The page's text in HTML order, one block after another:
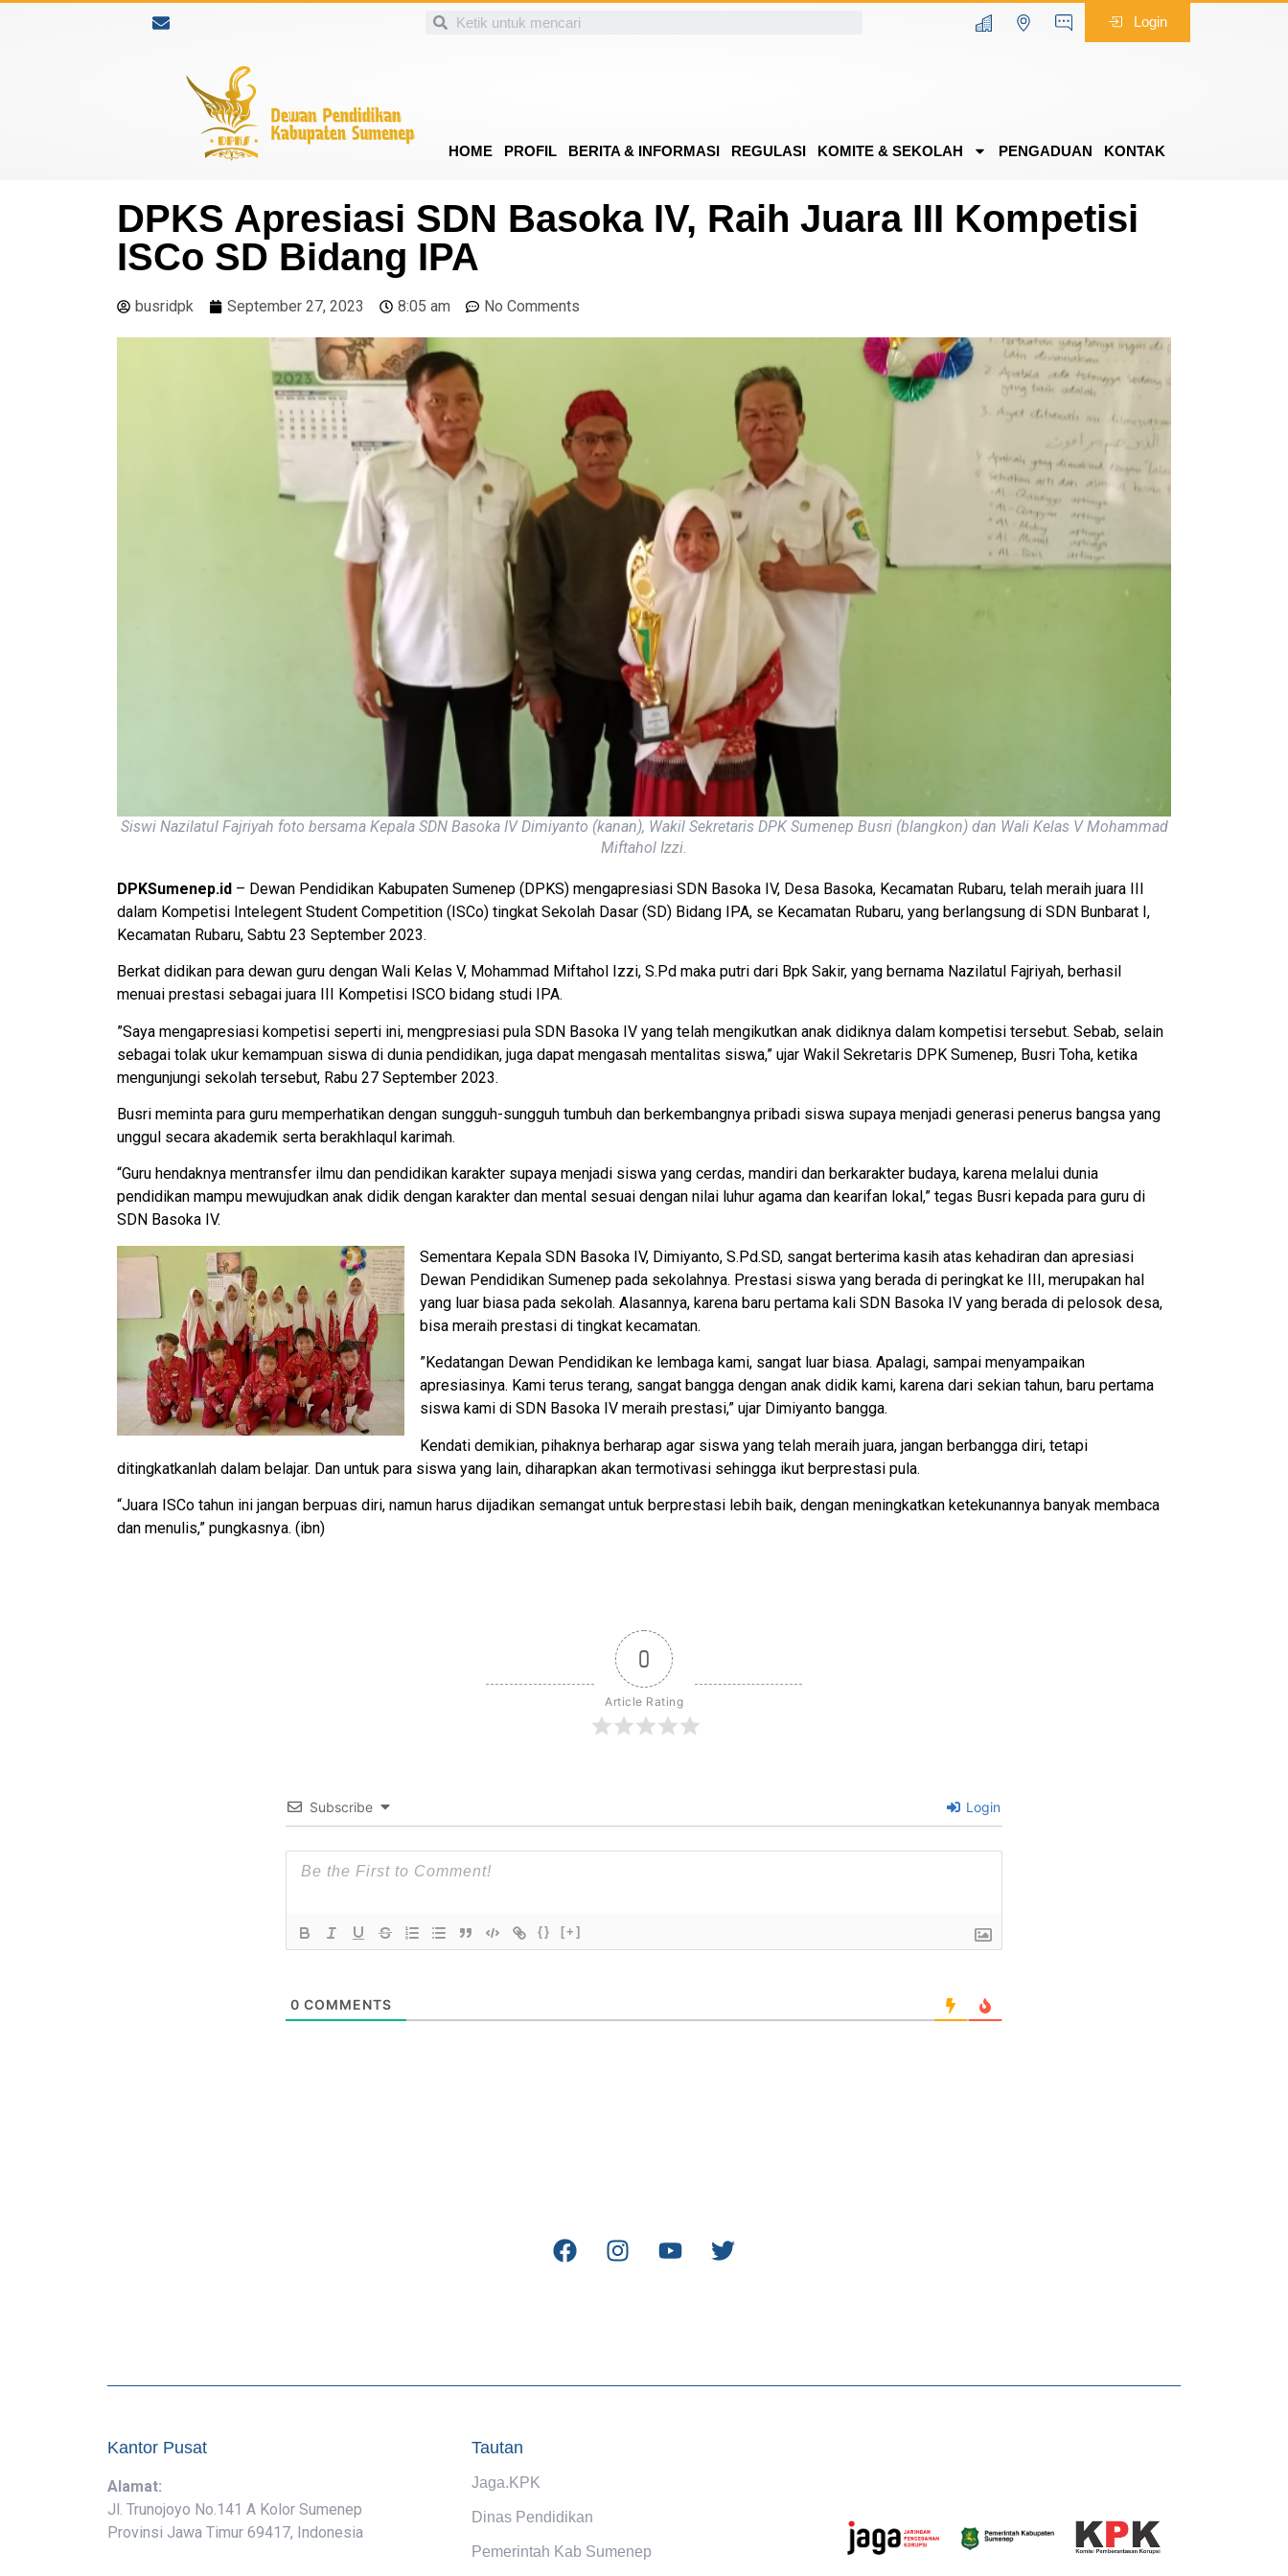
Login
HOME PROFIL BERITA & INFORMASI REGULASI KOMITE & SEKOLAH PENGADUAN KONTAK
DPKS Apresiasi SDN Basoka IV, Raih Juara III Kompetisi
ISCo SD Bidang IPA
busridpk September 27, 2023 8:05 am No Comments
Siswi Nazilatul Fajriyah foto bersama Kepala SDN Basoka IV Dimiyanto (kanan), Wakil Sekretaris DPK Sumenep Busri (blangkon) dan Wali Kelas V Mohammad
Miftahol Izzi.
DPKSumenep.id – Dewan Pendidikan Kabupaten Sumenep (DPKS) mengapresiasi SDN Basoka IV, Desa Basoka, Kecamatan Rubaru, telah meraih juara III
dalam Kompetisi Intelegent Student Competition (ISCo) tingkat Sekolah Dasar (SD) Bidang IPA, se Kecamatan Rubaru, yang berlangsung di SDN Bunbarat I,
Kecamatan Rubaru, Sabtu 23 September 2023.
Berkat didikan para dewan guru dengan Wali Kelas V, Mohammad Miftahol Izzi, S.Pd maka putri dari Bpk Sakir, yang bernama Nazilatul Fajriyah, berhasil
menuai prestasi sebagai juara III Kompetisi ISCO bidang studi IPA.
”Saya mengapresiasi kompetisi seperti ini, mengpresiasi pula SDN Basoka IV yang telah mengikutkan anak didiknya dalam kompetisi tersebut. Sebab, selain
sebagai tolak ukur kemampuan siswa di dunia pendidikan, juga dapat mengasah mentalitas siswa,” ujar Wakil Sekretaris DPK Sumenep, Busri Toha, ketika
mengunjungi sekolah tersebut, Rabu 27 September 2023.
Busri meminta para guru memperhatikan dengan sungguh-sungguh tumbuh dan berkembangnya pribadi siswa supaya menjadi generasi penerus bangsa yang
unggul secara akademik serta berakhlaqul karimah.
“Guru hendaknya mentransfer ilmu dan pendidikan karakter supaya menjadi siswa yang cerdas, mandiri dan berkarakter budaya, karena melalui dunia
pendidikan mampu mewujudkan anak didik dengan karakter dan mental sesuai dengan nilai luhur agama dan kearifan lokal,” tegas Busri kepada para guru di
SDN Basoka IV.
Sementara Kepala SDN Basoka IV, Dimiyanto, S.Pd.SD, sangat berterima kasih atas kehadiran dan apresiasi
Dewan Pendidikan Sumenep pada sekolahnya. Prestasi siswa yang berada di peringkat ke III, merupakan hal
yang luar biasa pada sekolah. Alasannya, karena baru pertama kali SDN Basoka IV yang berada di pelosok desa,
bisa meraih prestasi di tingkat kecamatan.
”Kedatangan Dewan Pendidikan ke lembaga kami, sangat luar biasa. Apalagi, sampai menyampaikan
apresiasinya. Kami terus terang, sangat bangga dengan anak didik kami, karena dari sekian tahun, baru pertama
siswa kami di SDN Basoka IV meraih prestasi,” ujar Dimiyanto bangga.
Kendati demikian, pihaknya berharap agar siswa yang telah meraih juara, jangan berbangga diri, tetapi
ditingkatkanlah dalam belajar. Dan untuk para siswa yang lain, diharapkan akan termotivasi sehingga ikut berprestasi pula.
“Juara ISCo tahun ini jangan berpuas diri, namun harus dijadikan semangat untuk berprestasi lebih baik, dengan meningkatkan ketekunannya banyak membaca
dan menulis,” pungkasnya. (ibn)
0
Article Rating
Subscribe Login
{} [+]
0 COMMENTS
Kantor Pusat
Alamat:
Jl. Trunojoyo No.141 A Kolor Sumenep
Provinsi Jawa Timur 69417, Indonesia
Tautan
Jaga.KPK
Dinas Pendidikan
Pemerintah Kab Sumenep